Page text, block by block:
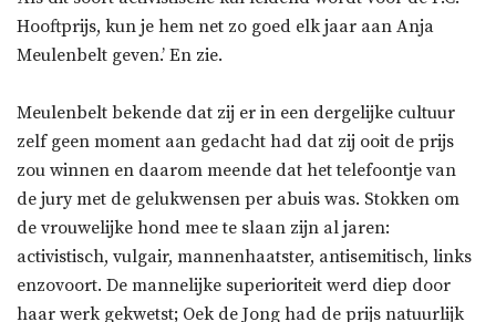
Hooftprijs, kun je hem net zo goed elk jaar aan Anja
Meulenbelt geven.’ En zie.
Meulenbelt bekende dat zij er in een dergelijke cultuur
zelf geen moment aan gedacht had dat zij ooit de prijs
zou winnen en daarom meende dat het telefoontje van
de jury met de gelukwensen per abuis was. Stokken om
de vrouwelijke hond mee te slaan zijn al jaren:
activistisch, vulgair, mannenhaatster, antisemitisch, links
enzovoort. De mannelijke superioriteit werd diep door
haar werk gekwetst; Oek de Jong had de prijs natuurlijk